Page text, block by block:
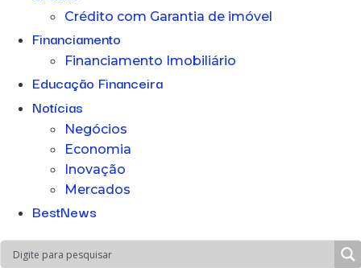
Crédito com Garantia de imóvel
Financiamento
Financiamento Imobiliário
Educação Financeira
Notícias
Negócios
Economia
Inovação
Mercados
BestNews